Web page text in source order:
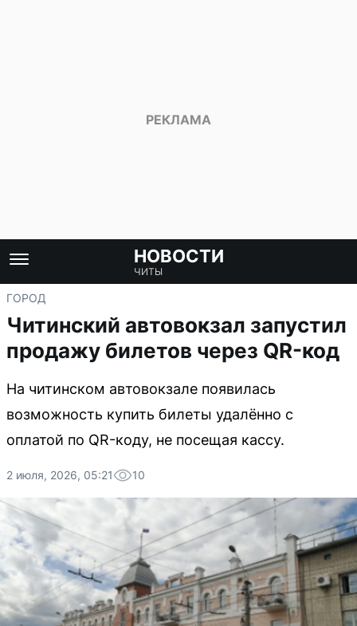
НОВОСТИ
ЧИТЫ
ГОРОД
Читинский автовокзал запустил
продажу билетов через QR-код
На читинском автовокзале появилась
возможность купить билеты удалённо с
оплатой по QR-коду, не посещая кассу.
2 июля, 2026, 05:21 10